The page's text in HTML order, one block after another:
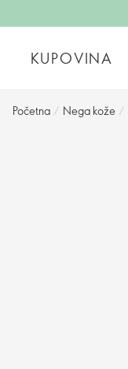
KUPOVINA
Početna / Nega kože /